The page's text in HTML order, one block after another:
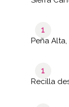
1
Peña
1
Recilla